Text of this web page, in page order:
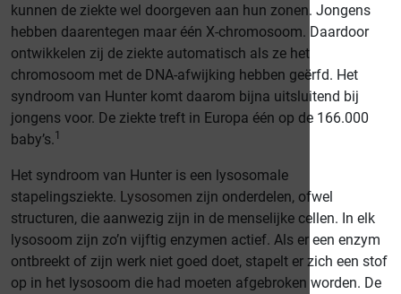
kunnen de ziekte wel doorgeven aan hun zonen. Jongens
hebben daarentegen maar één X-chromosoom. Daardoor
ontwikkelen zij de ziekte automatisch als ze het
chromosoom met de DNA-afwijking hebben geërfd. Het
syndroom van Hunter komt daarom bijna uitsluitend bij
jongens voor. De ziekte treft in Europa één op de 166.000
baby’s.1
Het syndroom van Hunter is een lysosomale
stapelingsziekte. Lysosomen zijn onderdelen, ofwel
structuren, die aanwezig zijn in de menselijke cellen. In elk
lysosoom zijn zo’n vijftig enzymen actief. Als er een enzym
ontbreekt of zijn werk niet goed doet, stapelt er zich een stof
op in het lysosoom die had moeten afgebroken worden. De